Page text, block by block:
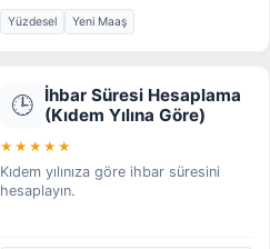
Yüzdesel Yeni Maaş
🕒 İhbar Süresi Hesaplama
(Kıdem Yılına Göre)
★★★★★
Kıdem yılınıza göre ihbar süresini
hesaplayın.